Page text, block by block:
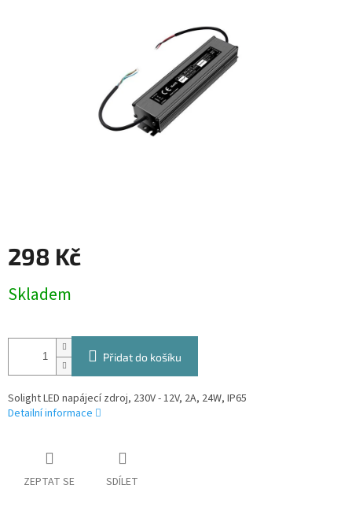
298 Kč
cena:
Skladem
Přidat do košíku
Solight LED napájecí zdroj, 230V - 12V, 2A, 24W, IP65
Detailní informace
ZEPTAT SE SDÍLET